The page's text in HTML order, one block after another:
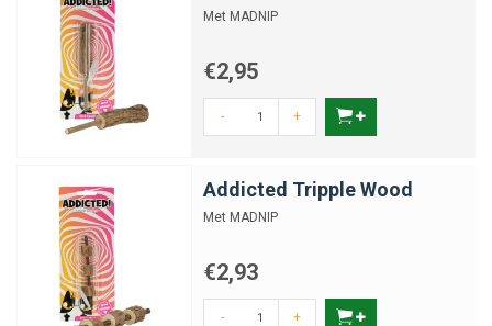
Met MADNIP
€2,95
- +
Addicted Tripple Wood
Met MADNIP
€2,93
- +